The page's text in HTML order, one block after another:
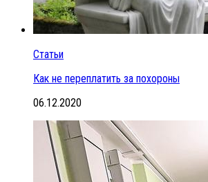
Статьи
Как не переплатить за похороны
06.12.2020